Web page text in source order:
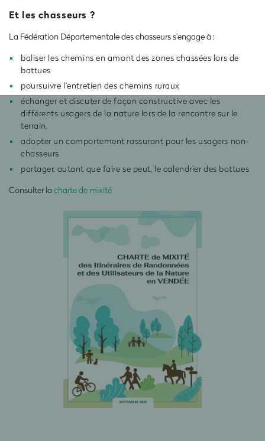
Et les chasseurs ?
La Fédération Départementale des chasseurs s’engage à :
baliser les chemins en amont des zones chassées lors de
battues
poursuivre l’entretien des chemins ruraux
échanger et discuter de façon constructive avec les
différents usagers de la nature lors de la rencontre sur le
terrain,
adopter un comportement rassurant pour les usagers non-
chasseurs
partager, autant que faire se peut, le calendrier des battues
Consulter la charte de mixité